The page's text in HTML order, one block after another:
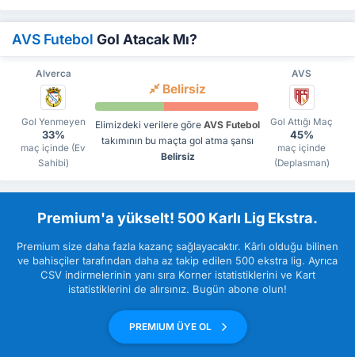
AVS Futebol Gol Atacak Mı?
Alverca AVS
Gol Yenmeyen
33%
maç içinde (Ev
Sahibi)
Belirsiz
Elimizdeki verilere göre AVS Futebol
takımının bu maçta gol atma şansı
Belirsiz
Gol Attığı Maç
45%
maç içinde
(Deplasman)
Premium'a yükselt! 500 Karlı Lig Ekstra.
Premium size daha fazla kazanç sağlayacaktır. Kârlı olduğu bilinen
ve bahisçiler tarafından daha az takip edilen 500 ekstra lig. Ayrıca
CSV indirmelerinin yanı sıra Korner istatistiklerini ve Kart
istatistiklerini de alırsınız. Bugün abone olun!
PREMIUM ÜYE OL